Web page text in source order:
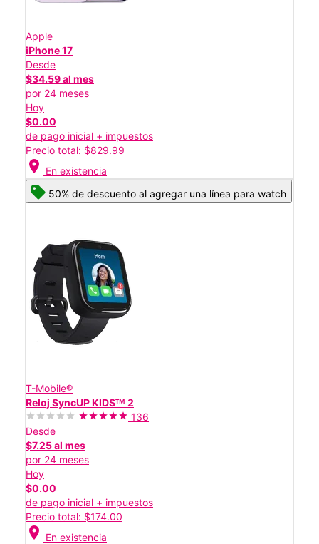
Apple
iPhone 17
Desde
$34.59 al mes
por 24 meses
Hoy
$0.00
de pago inicial + impuestos
Precio total: $829.99
location_on En existencia
50% de descuento al agregar una línea para watch
T-Mobile®
Reloj SyncUP KIDSᵀᴹ 2
136
Desde
$7.25 al mes
por 24 meses
Hoy
$0.00
de pago inicial + impuestos
Precio total: $174.00
location_on En existencia